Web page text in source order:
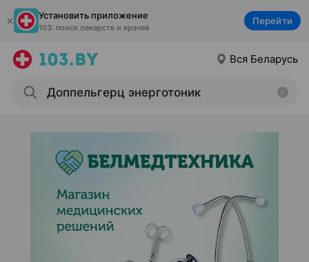
Установить приложение
103: поиск лекарств и врачей
Перейти
Вся Беларусь